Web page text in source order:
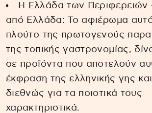
Η Ελλάδα των Περιφερειών
από Ελλάδα: Το αφιέρωμα αυτό
πλούτο της πρωτογενούς
της τοπικής γαστρονομίας,
σε προϊόντα που αποτελούν
έκφραση της ελληνικής γης
διεθνώς για τα ποιοτικά τους
χαρακτηριστικά.